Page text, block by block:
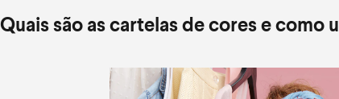
Quais são as cartelas de cores e como